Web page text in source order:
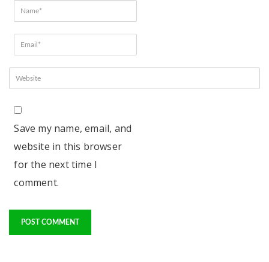
Save my name, email, and
website in this browser
for the next time I
comment.